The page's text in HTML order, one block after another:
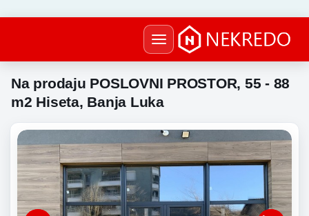
Toggle
navigation
Na prodaju POSLOVNI PROSTOR, 55 - 88
m2 Hiseta, Banja Luka